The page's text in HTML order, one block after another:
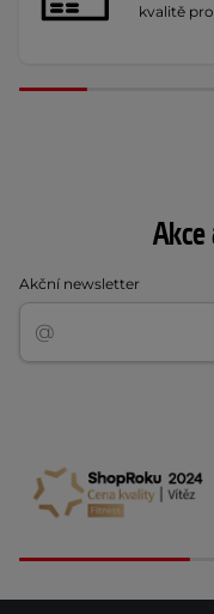
kvalitě
Akční newsletter